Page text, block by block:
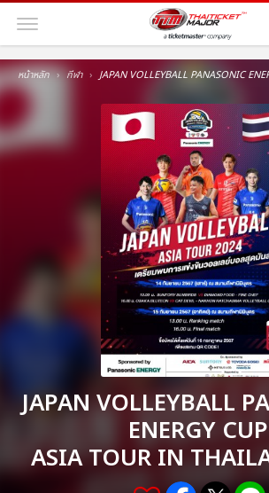
หน้าหลัก กีฬา JAPAN VOLLEYBALL PANASONIC ENERGY CUP
JAPAN VOLLEYBALL
ENERGY CUP
ASIA TOUR IN